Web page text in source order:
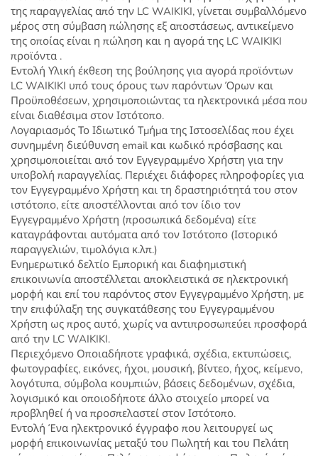
της παραγγελίας από την LC WAIKIKI, γίνεται συμβαλλόμενο
μέρος στη σύμβαση πώλησης εξ αποστάσεως, αντικείμενο
της οποίας είναι η πώληση και η αγορά της LC WAIKIKI
προϊόντα .
Εντολή Υλική έκθεση της βούλησης για αγορά προϊόντων
LC WAIKIKI υπό τους όρους των παρόντων Όρων και
Προϋποθέσεων, χρησιμοποιώντας τα ηλεκτρονικά μέσα που
είναι διαθέσιμα στον Ιστότοπο.
Λογαριασμός Το Ιδιωτικό Τμήμα της Ιστοσελίδας που έχει
συνημμένη διεύθυνση email και κωδικό πρόσβασης και
χρησιμοποιείται από τον Εγγεγραμμένο Χρήστη για την
υποβολή παραγγελίας. Περιέχει διάφορες πληροφορίες για
τον Εγγεγραμμένο Χρήστη και τη δραστηριότητά του στον
ιστότοπο, είτε αποστέλλονται από τον ίδιο τον
Εγγεγραμμένο Χρήστη (προσωπικά δεδομένα) είτε
καταγράφονται αυτόματα από τον Ιστότοπο (Ιστορικό
παραγγελιών, τιμολόγια κ.λπ.)
Ενημερωτικό δελτίο Εμπορική και διαφημιστική
επικοινωνία αποστέλλεται αποκλειστικά σε ηλεκτρονική
μορφή και επί του παρόντος στον Εγγεγραμμένο Χρήστη, με
την επιφύλαξη της συγκατάθεσης του Εγγεγραμμένου
Χρήστη ως προς αυτό, χωρίς να αντιπροσωπεύει προσφορά
από την LC WAIKIKI.
Περιεχόμενο Οποιαδήποτε γραφικά, σχέδια, εκτυπώσεις,
φωτογραφίες, εικόνες, ήχοι, μουσική, βίντεο, ήχος, κείμενο,
λογότυπα, σύμβολα κουμπιών, βάσεις δεδομένων, σχέδια,
λογισμικό και οποιοδήποτε άλλο στοιχείο μπορεί να
προβληθεί ή να προσπελαστεί στον Ιστότοπο.
Εντολή Ένα ηλεκτρονικό έγγραφο που λειτουργεί ως
μορφή επικοινωνίας μεταξύ του Πωλητή και του Πελάτη